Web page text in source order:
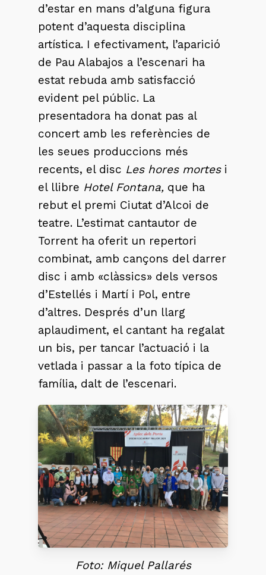
d’estar en mans d’alguna figura
potent d’aquesta disciplina
artística. I efectivament, l’aparició
de Pau Alabajos a l’escenari ha
estat rebuda amb satisfacció
evident pel públic. La
presentadora ha donat pas al
concert amb les referències de
les seues produccions més
recents, el disc Les hores mortesi
el llibre Hotel Fontana, que ha
rebut el premi Ciutat d’Alcoi de
teatre. L’estimat cantautor de
Torrent ha oferit un repertori
combinat, amb cançons del darrer
disc i amb «clàssics» dels versos
d’Estellés i Martí i Pol, entre
d’altres. Després d’un llarg
aplaudiment, el cantant ha regalat
un bis, per tancar l’actuació i la
vetlada i passar a la foto típica de
família, dalt de l’escenari.
Foto: Miquel Pallarés